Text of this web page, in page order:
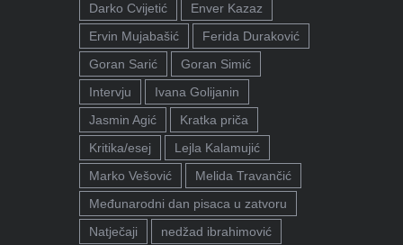
Darko Cvijetić
Enver Kazaz
Ervin Mujabašić
Ferida Duraković
Goran Sarić
Goran Simić
Intervju
Ivana Golijanin
Jasmin Agić
Kratka priča
Kritika/esej
Lejla Kalamujić
Marko Vešović
Melida Travančić
Međunarodni dan pisaca u zatvoru
Natječaji
nedžad ibrahimović